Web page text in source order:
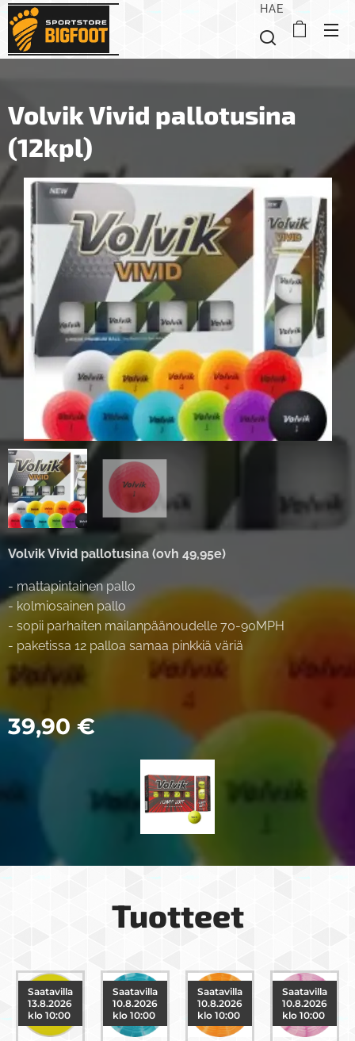
HAE
Volvik Vivid pallotusina
(12kpl)
Volvik Vivid pallotusina (ovh 49,95e)
- mattapintainen pallo
- kolmiosainen pallo
- sopii parhaiten mailanpäänoudelle 70-90MPH
- paketissa 12 palloa samaa pinkkiä väriä
39,90€
Tuotteet
Saatavilla
10.8.2026
klo 10:00
Saatavilla
10.8.2026
klo 10:00
Saatavilla
10.8.2026
klo 10:00
Saatavilla
10.8.2026
klo 10:00